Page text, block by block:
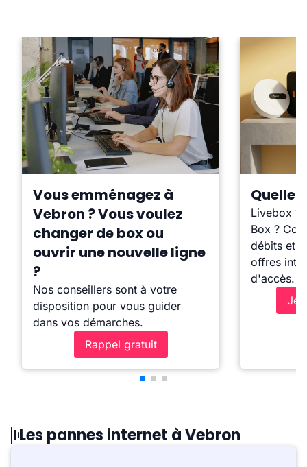
Vous emménagez à
Vebron ? Vous voulez
changer de box ou
ouvrir une nouvelle ligne
?
Nos conseillers sont à votre
disposition pour vous guider
dans vos démarches.
Rappel gratuit
Quelle
Livebox ?
Box ?
débits et
offres
d'accès.
Je
Les pannes internet à Vebron